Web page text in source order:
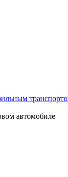
автомобиле